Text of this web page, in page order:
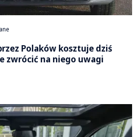
Polaków kosztuje dziś
zwrócić na niego uwagi